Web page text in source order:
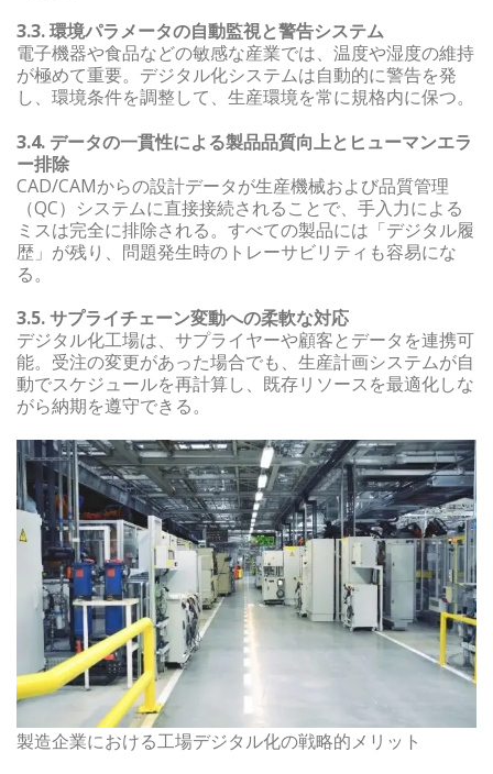
3.3. 環境パラメータの自動監視と警告システム
電子機器や食品などの敏感な産業では、温度や湿度の維持
が極めて重要。デジタル化システムは自動的に警告を発
し、環境条件を調整して、生産環境を常に規格内に保つ。
3.4. データの一貫性による製品品質向上とヒューマンエラ
ー排除
CAD/CAMからの設計データが生産機械および品質管理
（QC）システムに直接接続されることで、手入力による
ミスは完全に排除される。すべての製品には「デジタル履
歴」が残り、問題発生時のトレーサビリティも容易にな
る。
3.5. サプライチェーン変動への柔軟な対応
デジタル化工場は、サプライヤーや顧客とデータを連携可
能。受注の変更があった場合でも、生産計画システムが自
動でスケジュールを再計算し、既存リソースを最適化しな
がら納期を遵守できる。
製造企業における工場デジタル化の戦略的メリット